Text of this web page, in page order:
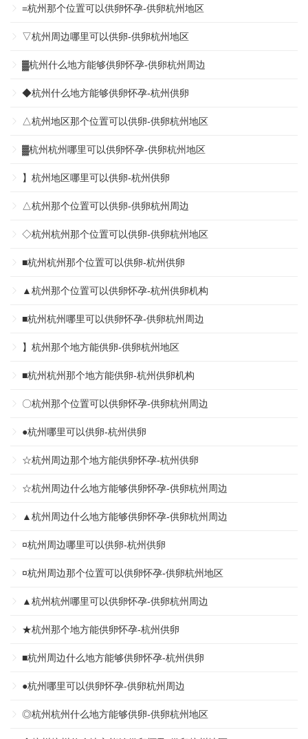
=杭州那个位置可以供卵怀孕-供卵杭州地区
▽杭州周边哪里可以供卵-供卵杭州地区
▓杭州什么地方能够供卵怀孕-供卵杭州周边
◆杭州什么地方能够供卵怀孕-杭州供卵
△杭州地区那个位置可以供卵-供卵杭州地区
▓杭州杭州哪里可以供卵怀孕-供卵杭州地区
】杭州地区哪里可以供卵-杭州供卵
△杭州那个位置可以供卵-供卵杭州周边
◇杭州杭州那个位置可以供卵-供卵杭州地区
■杭州杭州那个位置可以供卵-杭州供卵
▲杭州那个位置可以供卵怀孕-杭州供卵机构
■杭州杭州哪里可以供卵怀孕-供卵杭州周边
】杭州那个地方能供卵-供卵杭州地区
■杭州杭州那个地方能供卵-杭州供卵机构
〇杭州那个位置可以供卵怀孕-供卵杭州周边
●杭州哪里可以供卵-杭州供卵
☆杭州周边那个地方能供卵怀孕-杭州供卵
☆杭州周边什么地方能够供卵怀孕-供卵杭州周边
▲杭州周边什么地方能够供卵怀孕-供卵杭州周边
¤杭州周边哪里可以供卵-杭州供卵
¤杭州周边那个位置可以供卵怀孕-供卵杭州地区
▲杭州杭州哪里可以供卵怀孕-供卵杭州周边
★杭州那个地方能供卵怀孕-杭州供卵
■杭州周边什么地方能够供卵怀孕-杭州供卵
●杭州哪里可以供卵怀孕-供卵杭州周边
◎杭州杭州什么地方能够供卵-供卵杭州地区